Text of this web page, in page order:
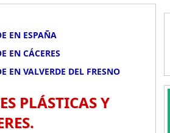
EN ESPAÑA
EN CÁCERES
EN VALVERDE DEL FRESNO
PLÁSTICAS Y